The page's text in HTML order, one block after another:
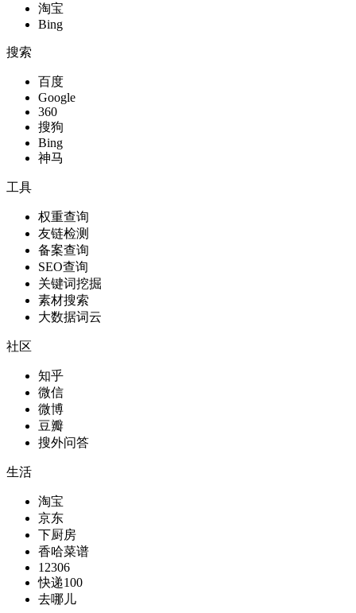
淘宝
Bing
搜索
百度
Google
360
搜狗
Bing
神马
工具
权重查询
友链检测
备案查询
SEO查询
关键词挖掘
素材搜索
大数据词云
社区
知乎
微信
微博
豆瓣
搜外问答
生活
淘宝
京东
下厨房
香哈菜谱
12306
快递100
去哪儿